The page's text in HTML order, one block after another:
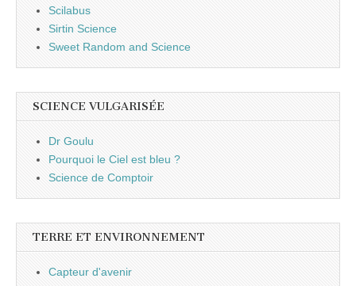
Scilabus
Sirtin Science
Sweet Random and Science
SCIENCE VULGARISÉE
Dr Goulu
Pourquoi le Ciel est bleu ?
Science de Comptoir
TERRE ET ENVIRONNEMENT
Capteur d'avenir